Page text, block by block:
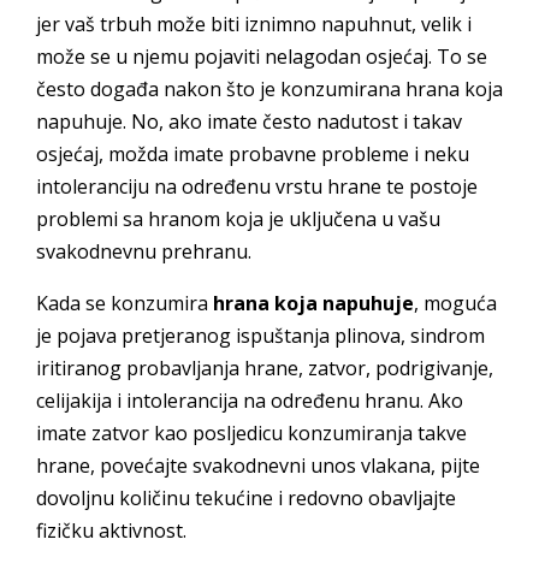
jer vaš trbuh može biti iznimno napuhnut, velik i
može se u njemu pojaviti nelagodan osjećaj. To se
često događa nakon što je konzumirana hrana koja
napuhuje. No, ako imate često nadutost i takav
osjećaj, možda imate probavne probleme i neku
intoleranciju na određenu vrstu hrane te postoje
problemi sa hranom koja je uključena u vašu
svakodnevnu prehranu.
Kada se konzumira hrana koja napuhuje, moguća
je pojava pretjeranog ispuštanja plinova, sindrom
iritiranog probavljanja hrane, zatvor, podrigivanje,
celijakija i intolerancija na određenu hranu. Ako
imate zatvor kao posljedicu konzumiranja takve
hrane, povećajte svakodnevni unos vlakana, pijte
dovoljnu količinu tekućine i redovno obavljajte
fizičku aktivnost.